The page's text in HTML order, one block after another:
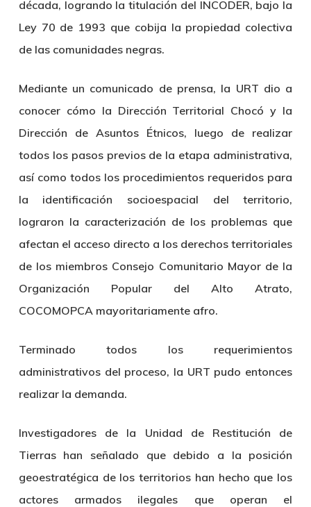
década, logrando la titulación del INCODER, bajo la
Ley 70 de 1993 que cobija la propiedad colectiva
de las comunidades negras.
Mediante un comunicado de prensa, la URT dio a
conocer cómo la Dirección Territorial Chocó y la
Dirección de Asuntos Étnicos, luego de realizar
todos los pasos previos de la etapa administrativa,
así como todos los procedimientos requeridos para
la identificación socioespacial del territorio,
lograron la caracterización de los problemas que
afectan el acceso directo a los derechos territoriales
de los miembros Consejo Comunitario Mayor de la
Organización Popular del Alto Atrato,
COCOMOPCA mayoritariamente afro.
Terminado todos los requerimientos
administrativos del proceso, la URT pudo entonces
realizar la demanda.
Investigadores de la Unidad de Restitución de
Tierrashan señalado que debido a la posición
geoestratégica de los territorios han hecho que los
actores armados ilegales que operan el